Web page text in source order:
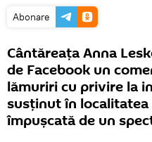
Abonare
Cântăreața Anna
de Facebook un
lămuriri cu privire la
susținut în
împușcată de un